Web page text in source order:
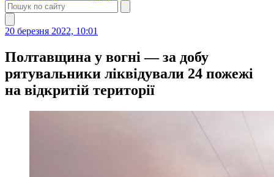
20 березня 2022, 10:01
Полтавщина у вогні — за добу
рятувальники ліквідували 24 пожежі
на відкритій території